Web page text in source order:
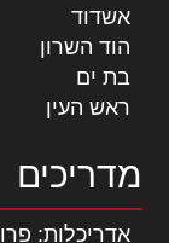
אשדוד
הוד השרון
בת ים
ראש העין
מדריכים
אדריכלות: